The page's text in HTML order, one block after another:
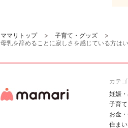
ママリトップ
子育て・グッズ
母乳を辞めることに寂しさを感じている方は
カテ
妊娠
子育
お金
住まい